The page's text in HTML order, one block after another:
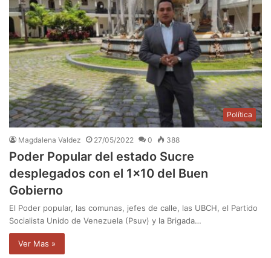
Política
Magdalena Valdez 27/05/2022 0 388
Poder Popular del estado Sucre
desplegados con el 1×10 del Buen
Gobierno
El Poder popular, las comunas, jefes de calle, las UBCH, el Partido
Socialista Unido de Venezuela (Psuv) y la Brigada…
Ver Mas »